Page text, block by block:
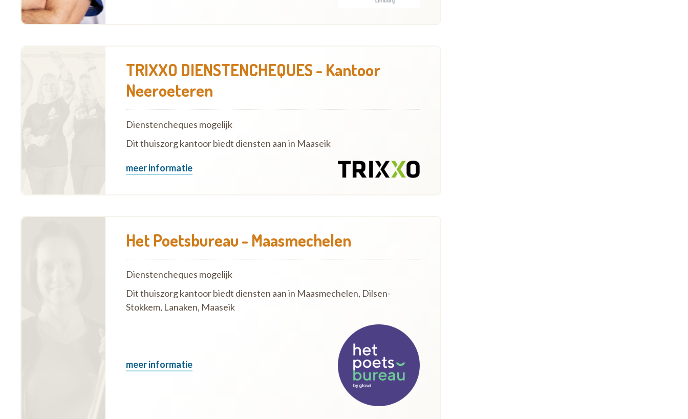
TRIXXO DIENSTENCHEQUES - Kantoor
Neeroeteren
Dienstencheques mogelijk
Dit thuiszorg kantoor biedt diensten aan in Maaseik
meer informatie
Het Poetsbureau - Maasmechelen
Dienstencheques mogelijk
Dit thuiszorg kantoor biedt diensten aan in Maasmechelen, Dilsen-
Stokkem, Lanaken, Maaseik
meer informatie